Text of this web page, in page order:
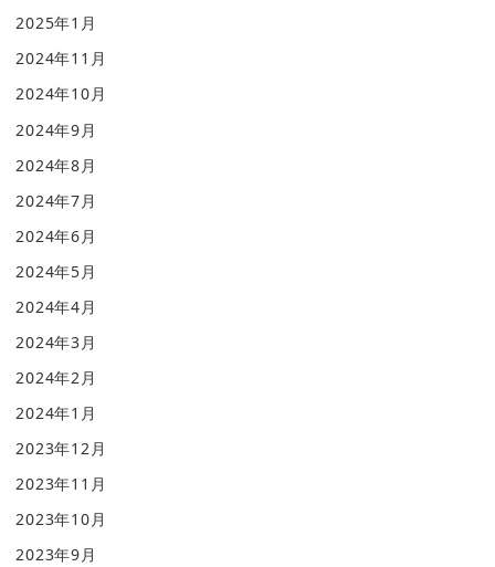
2025年1月
2024年11月
2024年10月
2024年9月
2024年8月
2024年7月
2024年6月
2024年5月
2024年4月
2024年3月
2024年2月
2024年1月
2023年12月
2023年11月
2023年10月
2023年9月